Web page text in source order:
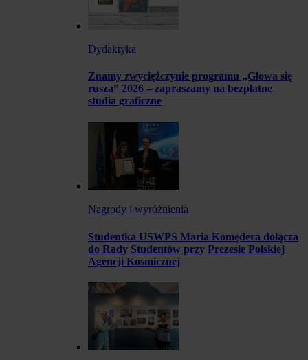
Dydaktyka
Znamy zwyciężczynie programu „Głowa się
rusza” 2026 – zapraszamy na bezpłatne
studia graficzne
Nagrody i wyróżnienia
Studentka USWPS Maria Komędera dołącza
do Rady Studentów przy Prezesie Polskiej
Agencji Kosmicznej